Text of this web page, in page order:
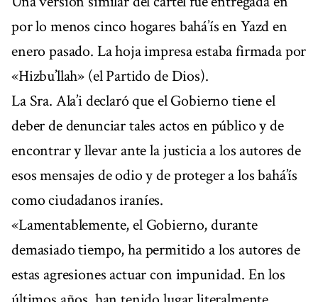
por lo menos cinco hogares bahá’ís en Yazd en
enero pasado. La hoja impresa estaba firmada por
«Hizbu’llah» (el Partido de Dios).
La Sra. Ala’i declaró que el Gobierno tiene el
deber de denunciar tales actos en público y de
encontrar y llevar ante la justicia a los autores de
esos mensajes de odio y de proteger a los bahá’ís
como ciudadanos iraníes.
«Lamentablemente, el Gobierno, durante
demasiado tiempo, ha permitido a los autores de
estas agresiones actuar con impunidad. En los